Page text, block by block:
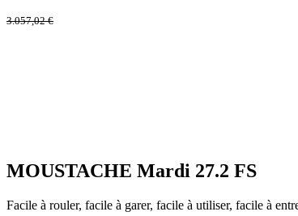
3.057,02€
MOUSTACHE Mardi 27.2 FS
Facile à rouler, facile à garer, facile à utiliser, facile à